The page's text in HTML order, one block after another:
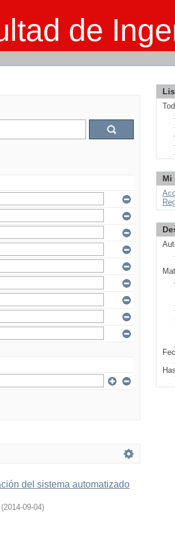
de
del sistema automatizado
(2014-09-04)
Mi